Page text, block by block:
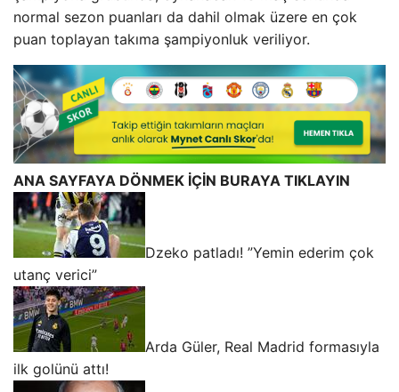
normal sezon puanları da dahil olmak üzere en çok
puan toplayan takıma şampiyonluk veriliyor.
ANA SAYFAYA DÖNMEK İÇİN BURAYA TIKLAYIN
Dzeko patladı! ”Yemin ederim çok
utanç verici”
Arda Güler, Real Madrid formasıyla
ilk golünü attı!